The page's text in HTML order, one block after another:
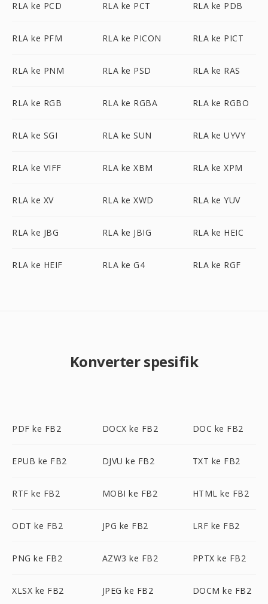
RLA ke PCD RLA ke PCT RLA ke PDB
RLA ke PFM RLA ke PICON RLA ke PICT
RLA ke PNM RLA ke PSD RLA ke RAS
RLA ke RGB RLA ke RGBA RLA ke RGBO
RLA ke SGI RLA ke SUN RLA ke UYVY
RLA ke VIFF RLA ke XBM RLA ke XPM
RLA ke XV RLA ke XWD RLA ke YUV
RLA ke JBG RLA ke JBIG RLA ke HEIC
RLA ke HEIF RLA ke G4 RLA ke RGF
Konverter spesifik
PDF ke FB2 DOCX ke FB2 DOC ke FB2
EPUB ke FB2 DJVU ke FB2 TXT ke FB2
RTF ke FB2 MOBI ke FB2 HTML ke FB2
ODT ke FB2 JPG ke FB2 LRF ke FB2
PNG ke FB2 AZW3 ke FB2 PPTX ke FB2
XLSX ke FB2 JPEG ke FB2 DOCM ke FB2